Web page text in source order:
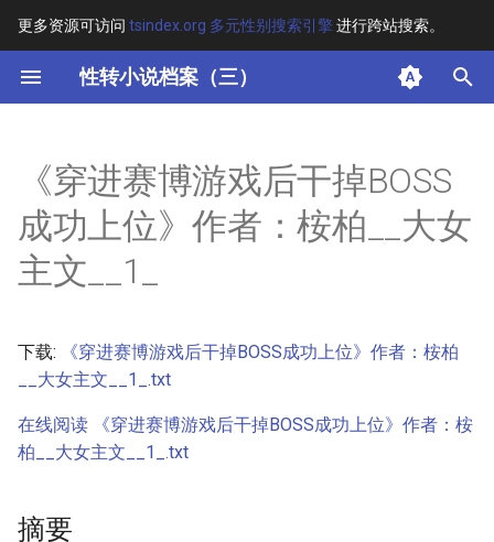
更多资源可访问 tsindex.org 多元性别搜索引擎进行跨站搜索。
性转小说档案（三）
键
始
搜
其他信息
正文
《穿进赛博游戏后干掉BOSS
成功上位》作者：桉柏__大女
主文__1_
下载:
《穿进赛博游戏后干掉BOSS成功上位》作者：桉柏
__大女主文__1_.txt
在线阅读 《穿进赛博游戏后干掉BOSS成功上位》作者：桉
柏__大女主文__1_.txt
摘要